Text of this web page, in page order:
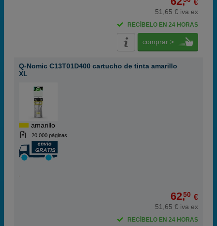
€
51,65 € iva ex
RECÍBELO EN 24 HORAS
comprar >
Q-Nomic C13T01D400 cartucho de tinta amarillo
XL
amarillo
20.000 páginas
62,50 €
51,65 € iva ex
RECÍBELO EN 24 HORAS